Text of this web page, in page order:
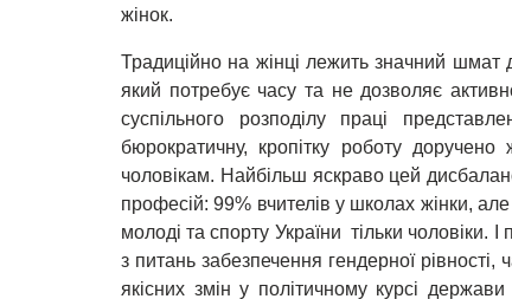
жінок.
Традиційно на жінці лежить значний шмат
який потребує часу та не дозволяє
суспільного розподілу праці
бюрократичну, кропітку роботу
чоловікам. Найбільш яскраво цей
професій: 99% вчителів у школах жінки,
молоді та спорту України тільки чоловіки.
з питань забезпечення гендерної
якісних змін у політичному курсі держави